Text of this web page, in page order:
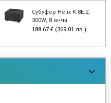
Субуфер Helix K 8E.2,
300W, 8 инча
188.67 € (369.01 лв.)